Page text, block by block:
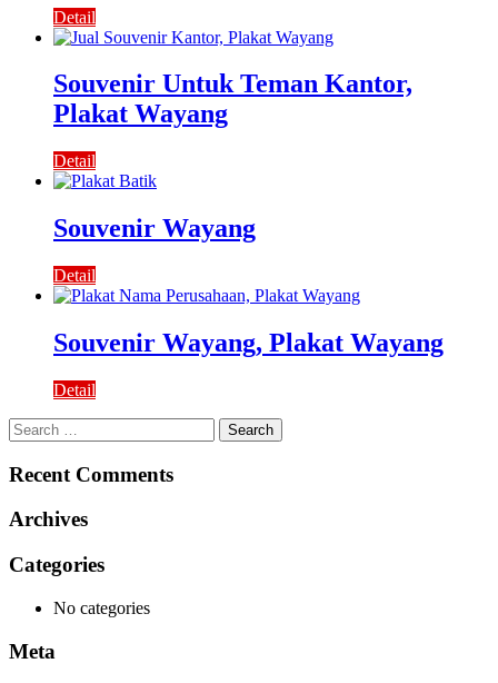
Detail
Souvenir Untuk Teman Kantor,
Plakat Wayang
Detail
Souvenir Wayang
Detail
Souvenir Wayang, Plakat Wayang
Detail
Search
for:
Recent Comments
Archives
Categories
No categories
Meta